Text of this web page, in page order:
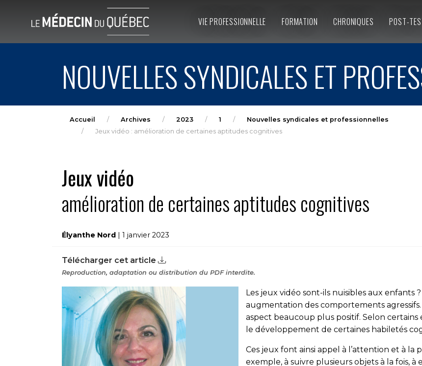
VIE PROFESSIONNELLE FORMATION CHRONIQUES POST-
NOUVELLES SYNDICALES ET
Accueil Archives 2023 1
Nouvelles syndicales et professionnelles
Jeux vidéo : amélioration de certaines aptitudes cognitives
Jeux vidéo
amélioration de certaines aptitudes cognitives
Élyanthe Nord | 1 janvier 2023
Télécharger cet article
Reproduction, adaptation ou distribution du PDF interdite.
Les jeux vidéo sont-ils nuisibles aux enfants
augmentation des comportements
aspect beaucoup plus positif. Selon
le développement de certaines habiletés
Ces jeux font ainsi appel à l’attention et à
exemple, à suivre plusieurs objets à la fois,